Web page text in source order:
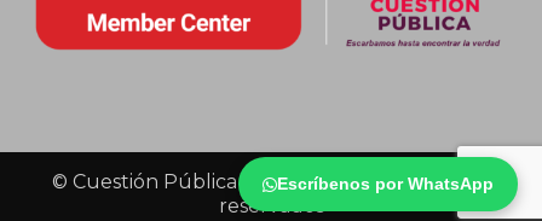
Escríbenos por WhatsApp
© Cuestión Pública 2018 - Todos los derechos
reservados